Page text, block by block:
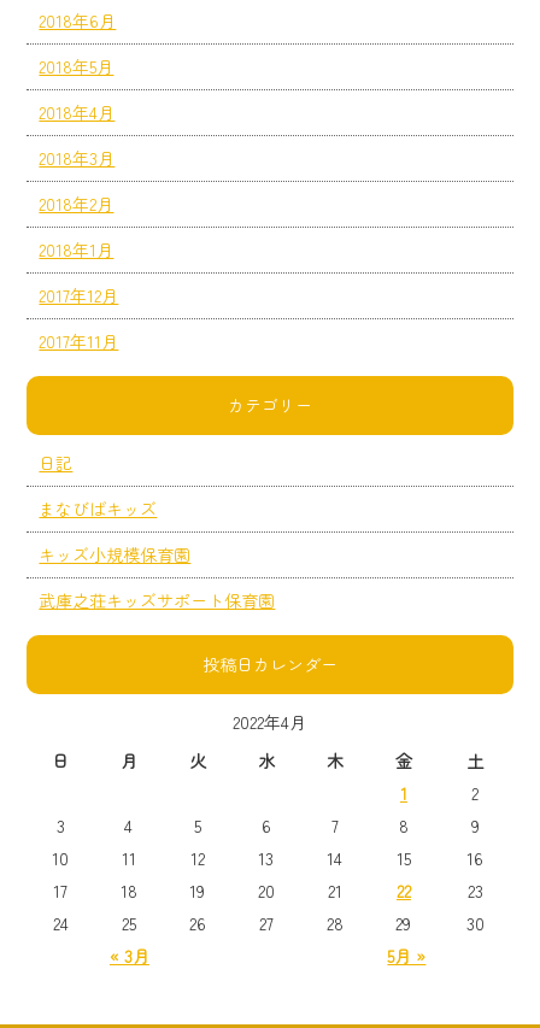
2018年6月
2018年5月
2018年4月
2018年3月
2018年2月
2018年1月
2017年12月
2017年11月
カテゴリー
日記
まなびばキッズ
キッズ小規模保育園
武庫之荘キッズサポート保育園
投稿日カレンダー
2022年4月
日
月 火 水 木 金 土
« 3月 5月 »
1
2
3
4 5 6 7 8
9
10
11 12 13 14 15
16
17
18 19 20 21 22
23
24
25 26 27 28 29 30